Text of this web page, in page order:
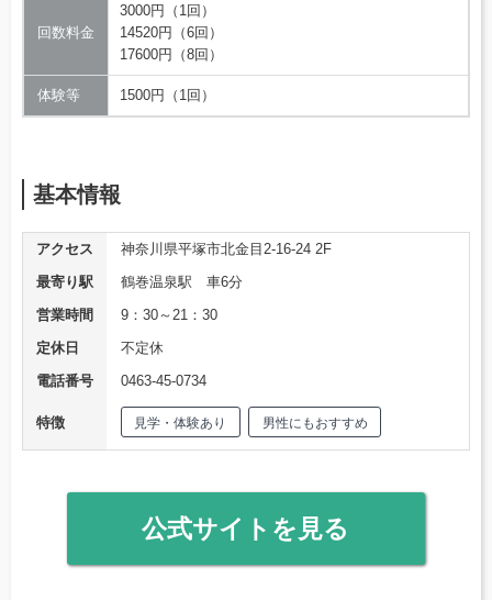
回数料金
3000円（1回）
14520円（6回）
17600円（8回）
体験等 1500円（1回）
基本情報
アクセス
神奈川県平塚市北金目2-16-24 2F
最寄り駅
鶴巻温泉駅 車6分
営業時間
9：30～21：30
定休日
不定休
電話番号
0463-45-0734
特徴 見学・体験あり 男性にもおすすめ
公式サイトを見る